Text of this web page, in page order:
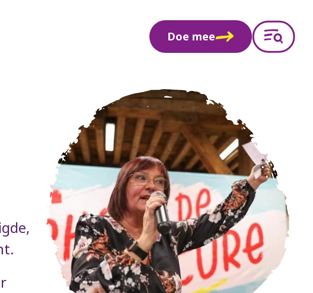
Doe mee